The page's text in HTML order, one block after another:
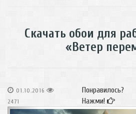
Скачать обои для
«Ветер
01.10.2016
2471
Понравилось?
Нажми!